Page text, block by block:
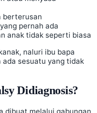
berterusan
pernah ada
anak tidak seperti biasa
naluri ibu bapa
sesuatu yang tidak
Didiagnosis?